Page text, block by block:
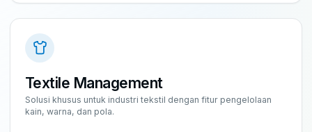
Textile Management
Solusi khusus untuk industri tekstil dengan fitur pengelolaan
kain, warna, dan pola.